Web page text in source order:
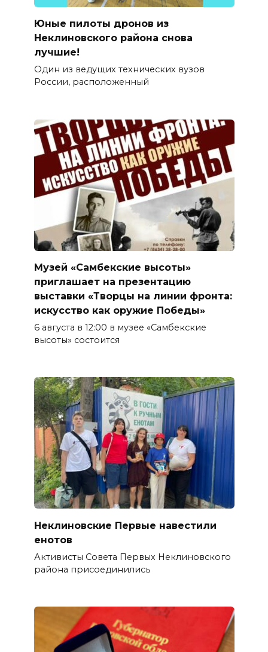
Юные пилоты дронов из
Неклиновского района снова
лучшие!
Один из ведущих технических вузов
России, расположенный
Музей «Самбекские высоты»
приглашает на презентацию
выставки «Творцы на линии фронта:
искусство как оружие Победы»
6 августа в 12:00 в музее «Самбекские
высоты» состоится
Неклиновские Первые навестили
енотов
Активисты Совета Первых Неклиновского
района присоединились